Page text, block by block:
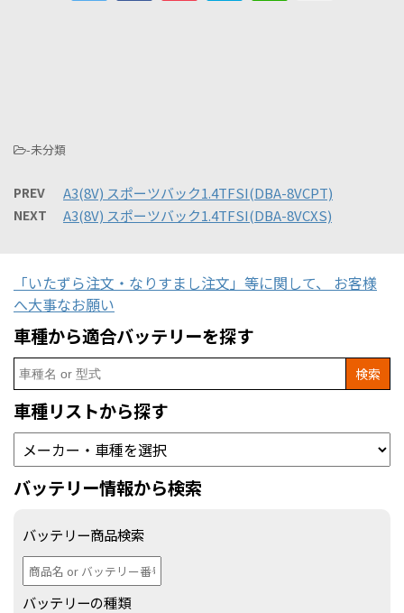
-未分類
PREV A3(8V) スポーツバック1.4TFSI(DBA-8VCPT)
NEXT A3(8V) スポーツバック1.4TFSI(DBA-8VCXS)
「いたずら注文・なりすまし注文」等に関して、 お客様
へ大事なお願い
車種から適合バッテリーを探す
Search
for:
車種リストから探す
バッテリー情報から検索
バッテリー商品検索
バッテリーの種類